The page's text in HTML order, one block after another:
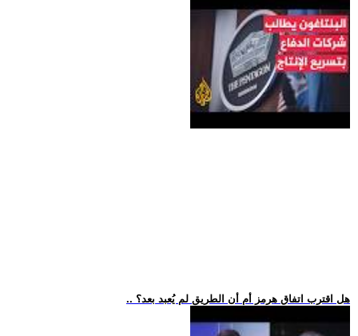
.. هل اقترب اتفاق هرمز أم أن الطريق لم يُعبد بعد؟